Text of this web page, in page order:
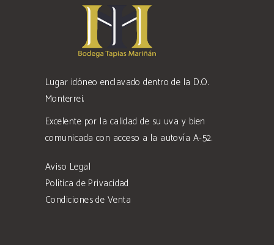
Lugar idóneo enclavado dentro de la D.O.
Monterrei.
Excelente por la calidad de su uva y bien
comunicada con acceso a la autovía A-52.
Aviso Legal
Política de Privacidad
Condiciones de Venta